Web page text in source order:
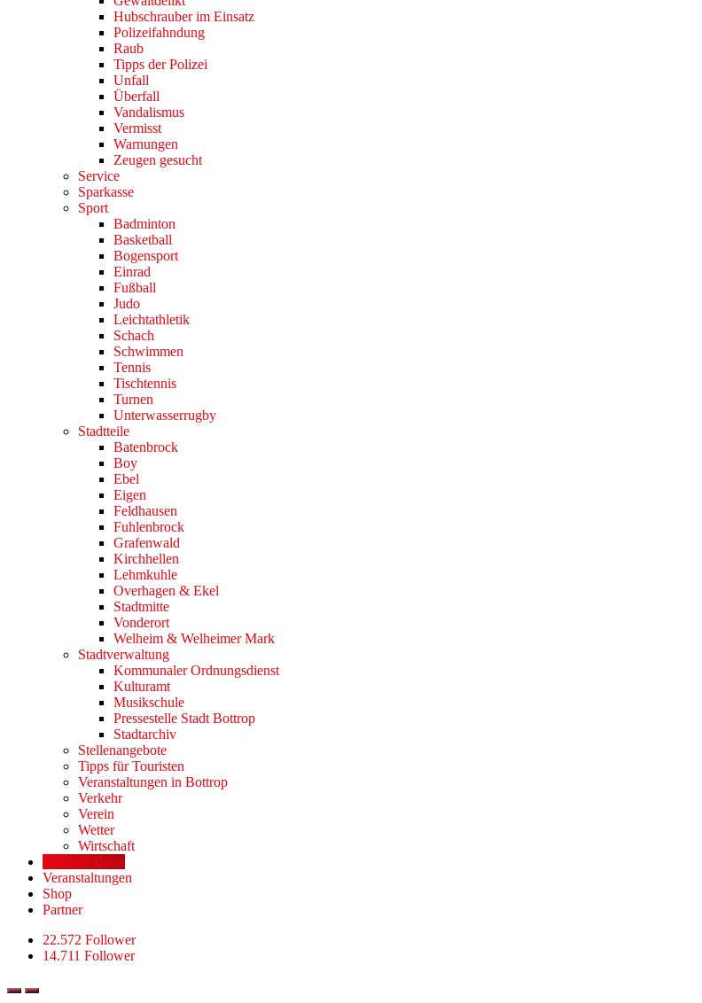
Hubschrauber im Einsatz
Polizeifahndung
Raub
Tipps der Polizei
Unfall
Überfall
Vandalismus
Vermisst
Warnungen
Zeugen gesucht
Service
Sparkasse
Sport
Badminton
Basketball
Bogensport
Einrad
Fußball
Judo
Leichtathletik
Schach
Schwimmen
Tennis
Tischtennis
Turnen
Unterwasserrugby
Stadtteile
Batenbrock
Boy
Ebel
Eigen
Feldhausen
Fuhlenbrock
Grafenwald
Kirchhellen
Lehmkuhle
Overhagen & Ekel
Stadtmitte
Vonderort
Welheim & Welheimer Mark
Stadtverwaltung
Kommunaler Ordnungsdienst
Kulturamt
Musikschule
Pressestelle Stadt Bottrop
Stadtarchiv
Stellenangebote
Tipps für Touristen
Veranstaltungen in Bottrop
Verkehr
Verein
Wetter
Wirtschaft
Bottrops Beste
Veranstaltungen
Shop
Partner
22.572 Follower
14.711 Follower